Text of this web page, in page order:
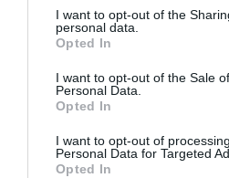
I want to opt-out of the
personal data.
Opted In
I want to opt-out of the Sale
Personal Data.
Opted In
I want to opt-out of
Personal Data for Targeted
Opted In
Soutenez Air Journal